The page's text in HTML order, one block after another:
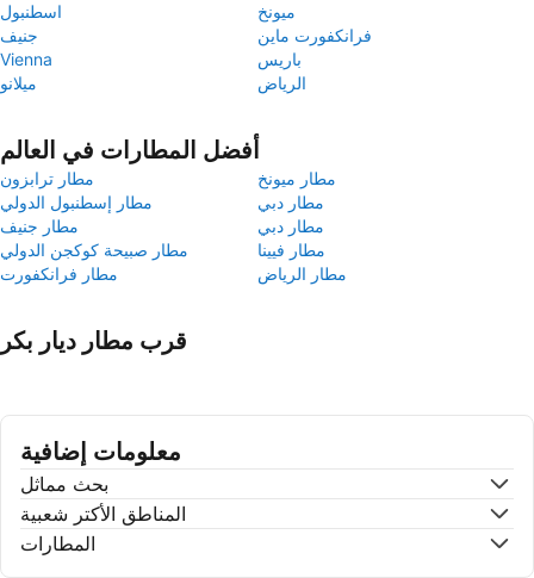
اسطنبول
ميونخ
جنيف
فرانكفورت ماين
Vienna
باريس
ميلانو
الرياض
أفضل المطارات في العالم
مطار ترابزون
مطار ميونخ
مطار إسطنبول الدولي
مطار دبي
مطار جنيف
مطار دبي
مطار صبيحة كوكجن الدولي
مطار فيينا
مطار فرانكفورت
مطار الرياض
قرب مطار ديار بكر
معلومات إضافية
بحث مماثل
المناطق الأكتر شعبية
المطارات